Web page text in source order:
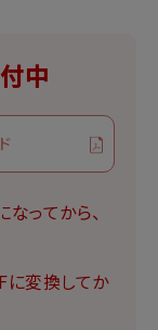
中
ってから、
に変換してか